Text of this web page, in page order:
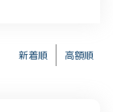
新着順 高額順